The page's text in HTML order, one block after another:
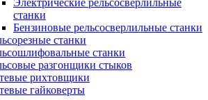
Электрические рельсосверлильные
станки
Бензиновые рельсосверлильные станки
станки
станки
разгонщики стыков
рихтовщики
гайковерты